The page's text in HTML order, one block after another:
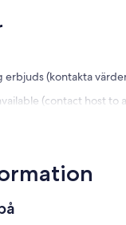
erbjuds (kontakta
(contact host to